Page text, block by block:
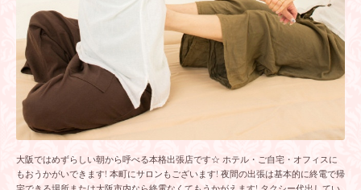
大阪ではめずらしい朝から呼べる本格出張店です☆ ホテル・ご自宅・オフィスに
もおうかがいできます! 本町にサロンもございます! 夜間の出張は基本的に終電で帰